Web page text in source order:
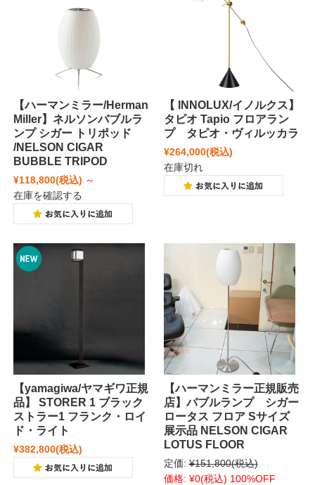
【ハーマンミラー/Herman
Miller】ネルソンバブルラ
ンプ シガー トリポッド
/NELSON CIGAR
BUBBLE TRIPOD
¥118,800(税込) ～
在庫を確認する
【 INNOLUX/イノルクス】
タピオ Tapio フロアラン
プ タピオ・ヴィルッカラ
¥264,000(税込)
在庫切れ
【yamagiwa/ヤマギワ正規
品】 STORER 1 ブラック
ストラー1 フランク・ロイ
ド・ライト
¥382,800(税込)
【ハーマンミラー正規販売
店】バブルランプ シガー
ロータス フロア Sサイズ
展示品 NELSON CIGAR
LOTUS FLOOR
定価: ¥151,800(税込)
価格: ¥0(税込) 100%OFF